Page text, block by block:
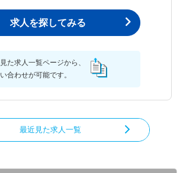
求人を探してみる
た求人一覧ページから、
合わせが可能です。
最近見た求人一覧